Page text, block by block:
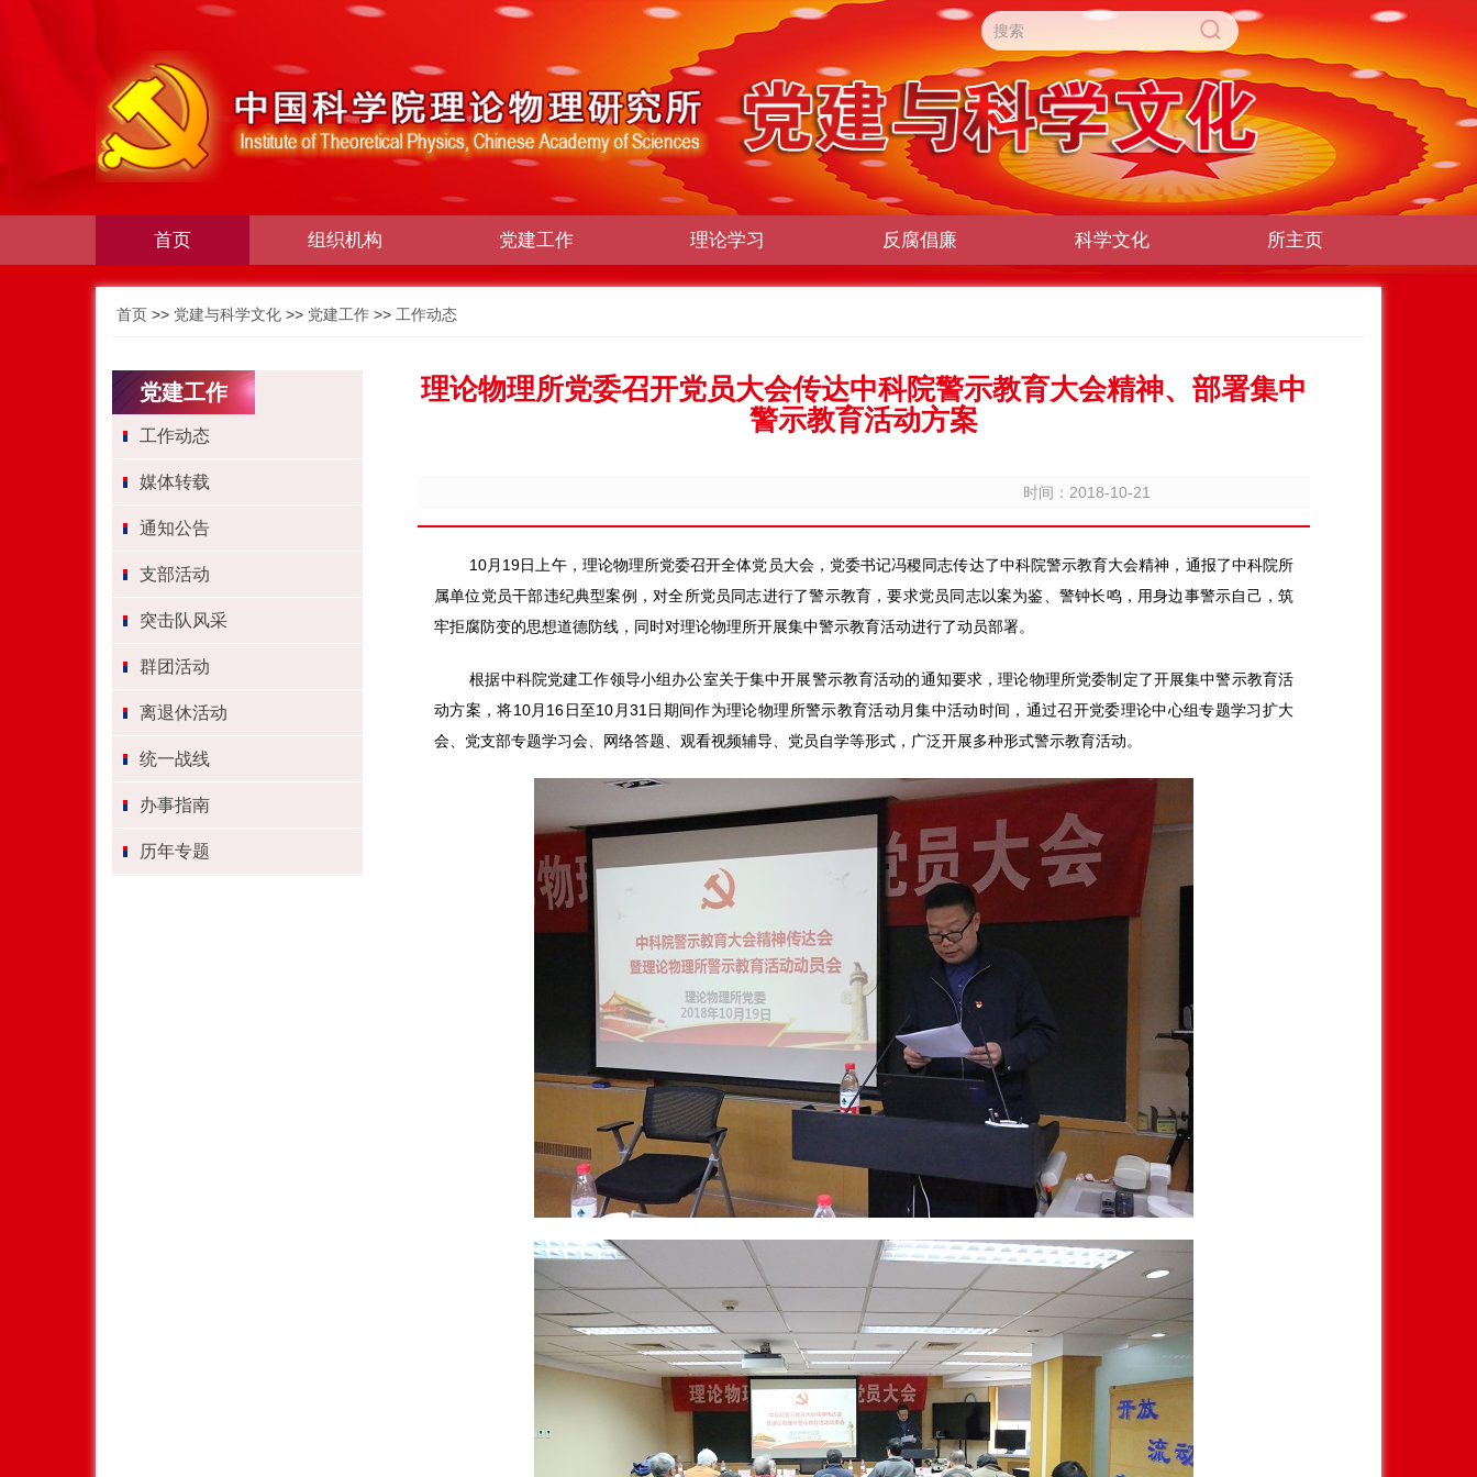
首页 组织机构 党建工作 理论学习 反腐倡廉 科学文化 所主页
首页 >> 党建与科学文化 >> 党建工作 >> 工作动态
党建工作
工作动态
媒体转载
通知公告
支部活动
突击队风采
群团活动
离退休活动
统一战线
办事指南
历年专题
理论物理所党委召开党员大会传达中科院警示教育大会精神、部署集中
警示教育活动方案
时间：2018-10-21
10月 19日上午，理论物理所党委召开全体党员大会，党委书记冯稷同志传达了中科院警示教育大会精神，通报了中科院所
属单位党员干部违纪典型案例，对全所党员同志进行了警示教育，要求党员同志以案为鉴、警钟长鸣，用身边事警示自己，筑
牢拒腐防变的思想道德防线，同时对理论物理所开展集中警示教育活动进行了动员部署。
根据中科院党建工作领导小组办公室关于集中开展警示教育活动的通知要求，理论物理所党委制定了开展集中警示教育活
动方案，将10月 16日至10月31日期间作为理论物理所警示教育活动月集中活动时间，通过召开党委理论中心组专题学习扩大
会、党支部专题学习会、网络答题、观看视频辅导、党员自学等形式，广泛开展多种形式警示教育活动。